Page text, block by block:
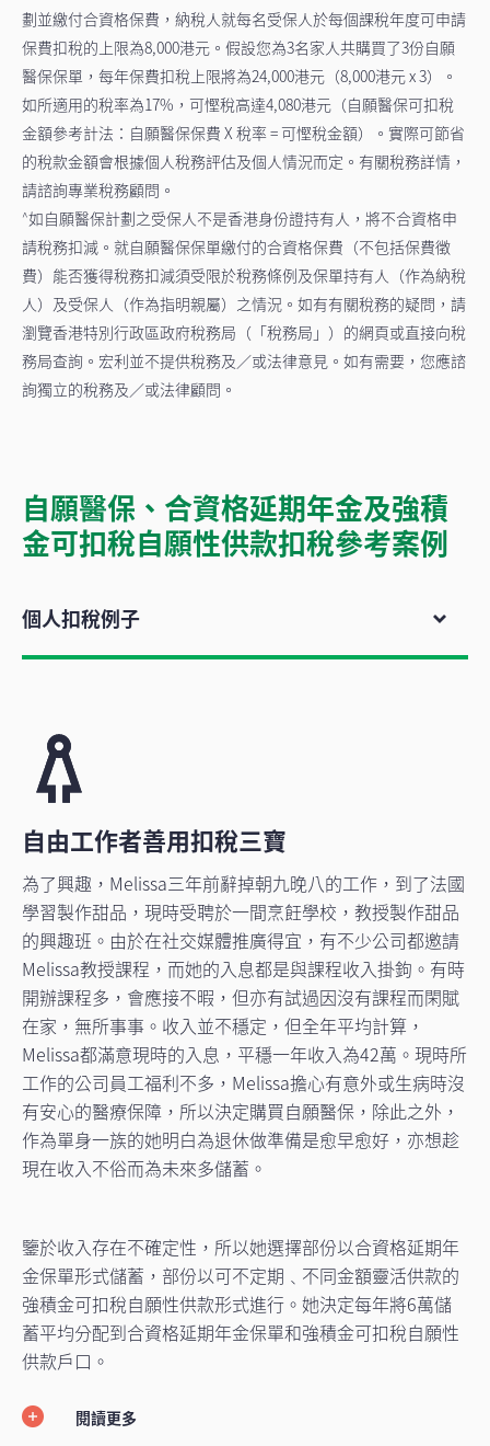
劃並繳付合資格保費，納稅人就每名受保人於每個課稅年度可申請
保費扣稅的上限為8,000港元。假設您為3名家人共購買了3份自願
醫保保單，每年保費扣稅上限將為24,000港元（8,000港元 x 3）。
如所適用的稅率為17%，可慳稅高達4,080港元（自願醫保可扣稅
金額參考計法：自願醫保保費 X 稅率 = 可慳稅金額）。實際可節省
的稅款金額會根據個人稅務評估及個人情況而定。有關稅務詳情，
請諮詢專業稅務顧問。
^如自願醫保計劃之受保人不是香港身份證持有人，將不合資格申
請稅務扣減。就自願醫保保單繳付的合資格保費（不包括保費徵
費）能否獲得稅務扣減須受限於稅務條例及保單持有人（作為納稅
人）及受保人（作為指明親屬）之情況。如有有關稅務的疑問，請
瀏覽香港特別行政區政府稅務局（「稅務局」）的網頁或直接向稅
務局查詢。宏利並不提供稅務及／或法律意見。如有需要，您應諮
詢獨立的稅務及／或法律顧問。
自願醫保、合資格延期年金及強積
金可扣稅自願性供款扣稅參考案例
個人扣稅例子
自由工作者善用扣稅三寶
為了興趣，Melissa三年前辭掉朝九晚八的工作，到了法國
學習製作甜品，現時受聘於一間烹飪學校，教授製作甜品
的興趣班。由於在社交媒體推廣得宜，有不少公司都邀請
Melissa教授課程，而她的入息都是與課程收入掛鉤。有時
開辦課程多，會應接不暇，但亦有試過因沒有課程而閑賦
在家，無所事事。收入並不穩定，但全年平均計算，
Melissa都滿意現時的入息，平穩一年收入為42萬。現時所
工作的公司員工福利不多，Melissa擔心有意外或生病時沒
有安心的醫療保障，所以決定購買自願醫保，除此之外，
作為單身一族的她明白為退休做準備是愈早愈好，亦想趁
現在收入不俗而為未來多儲蓄。
鑒於收入存在不確定性，所以她選擇部份以合資格延期年
金保單形式儲蓄，部份以可不定期﹑不同金額靈活供款的
強積金可扣稅自願性供款形式進行。她決定每年將6萬儲
蓄平均分配到合資格延期年金保單和強積金可扣稅自願性
供款戶口。
閱讀更多